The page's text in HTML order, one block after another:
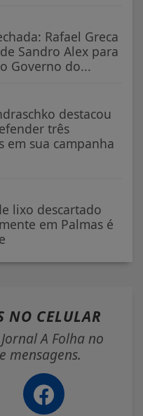
Rafael Greca
Sandro Alex para
Governo do...
destacou
três
em sua campanha
lixo descartado
em Palmas é
NO CELULAR
A Folha no
mensagens.